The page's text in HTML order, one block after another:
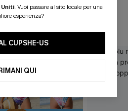
40,00 € 24,90 €
ANCHE
. Vuoi passare al sito locale per una
esperienza?
CUPSHE-US
QUI